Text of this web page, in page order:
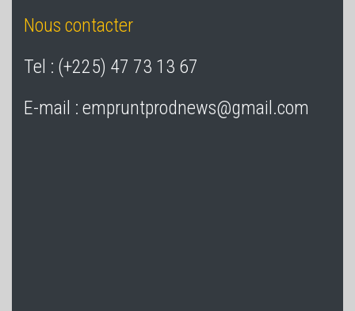
Nous contacter
Tel : (+225) 47 73 13 67
E-mail : empruntprodnews@gmail.com